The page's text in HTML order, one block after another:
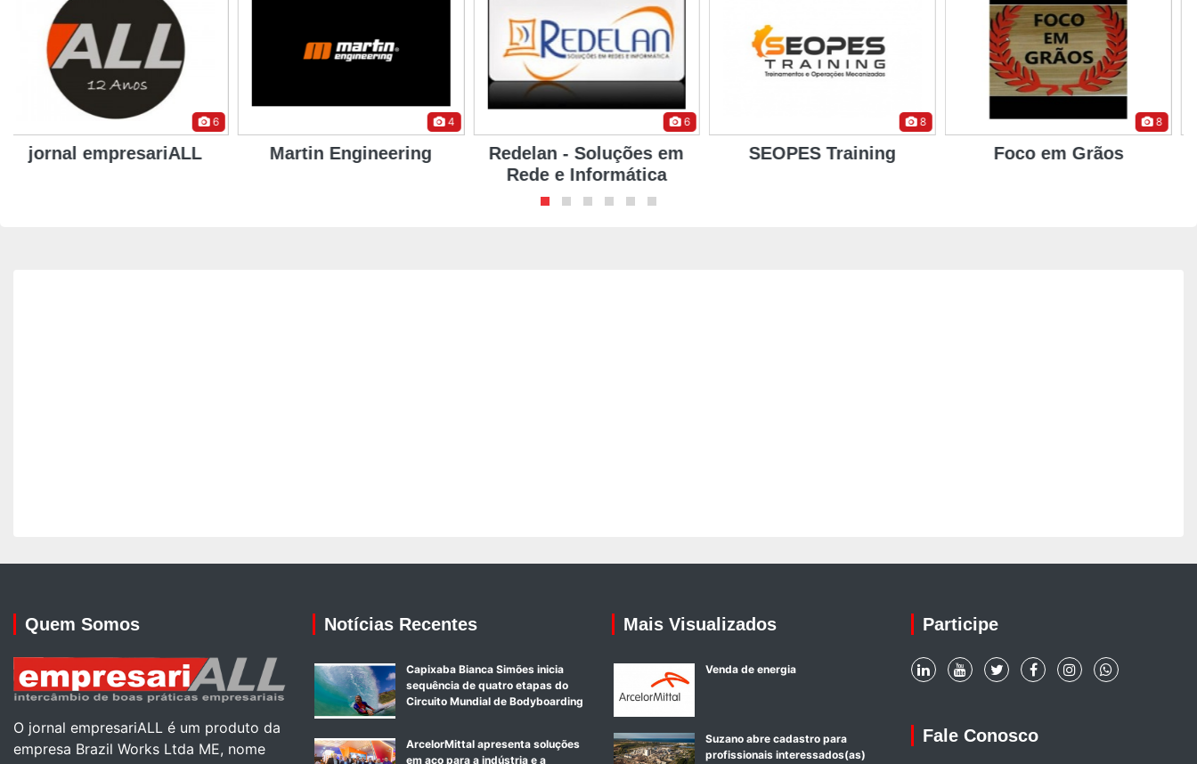
Martin Engineering
Redelan - Soluções em
SEOPES Training Foco em Grãos Contremp Treinamentos
Quem Somos
O jornal empresariALL é um produto da
empresa Brazil Works Ltda ME, nome
Notícias Recentes
Capixaba Bianca Simões inicia
sequência de quatro etapas do
Circuito Mundial de Bodyboarding
ArcelorMittal apresenta soluções
em aço para a indústria e a
Mais Visualizados
Venda de energia
Suzano abre cadastro para
profissionais interessados(as)
Participe
Fale Conosco